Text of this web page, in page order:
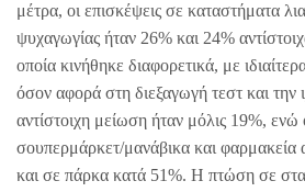
μέτρα, οι επισκέψεις σε καταστήματα
ψυχαγωγίας ήταν 26% και 24%
οποία κινήθηκε διαφορετικά, με
όσον αφορά στη διεξαγωγή τεστ και
αντίστοιχη μείωση ήταν μόλις 19%, ενώ
σουπερμάρκετ/μανάβικα και φαρμακεία
και σε πάρκα κατά 51%. Η πτώση σε